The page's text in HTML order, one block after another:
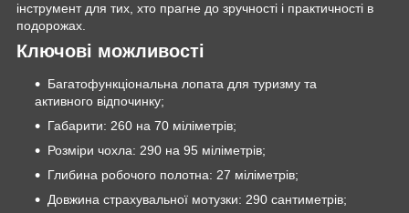
інструмент для тих, хто прагне до зручності і практичності в
подорожах.
Ключові можливості
Багатофункціональна лопата для туризму та
активного відпочинку;
Габарити: 260 на 70 міліметрів;
Розміри чохла: 290 на 95 міліметрів;
Глибина робочого полотна: 27 міліметрів;
Довжина страхувальної мотузки: 290 сантиметрів;